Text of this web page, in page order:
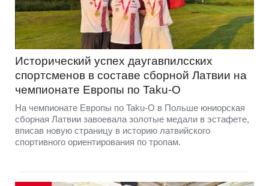
Исторический успех даугавпилсских
спортсменов в составе сборной Латвии на
чемпионате Европы по Taku-O
На чемпионате Европы по Taku-O в Польше юниорская
сборная Латвии завоевала золотые медали в эстафете,
вписав новую страницу в историю латвийского
спортивного ориентирования по тропам.